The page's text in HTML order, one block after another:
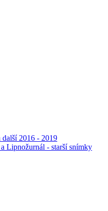
2016 - 2019
Lipnožurnál - starší snímky